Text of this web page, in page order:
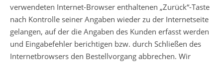
verwendeten Internet-Browser enthaltenen „Zurück“-Taste
nach Kontrolle seiner Angaben wieder zu der Internetseite
gelangen, auf der die Angaben des Kunden erfasst werden
und Eingabefehler berichtigen bzw. durch Schließen des
Internetbrowsers den Bestellvorgang abbrechen. Wir